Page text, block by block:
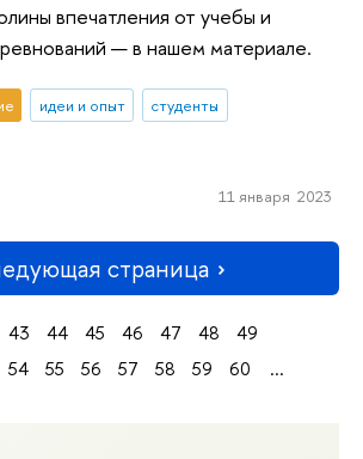
впечатления от учебы и
— в нашем материале.
идеи и опыт
студенты
11 января 2023
страница
43 44 45 46 47 48
49
54 55 56 57 58 59 60
...